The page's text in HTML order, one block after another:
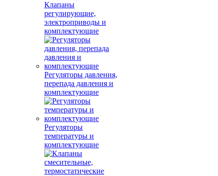
Клапаны
регулирующие,
электроприводы и
комплектующие
Регуляторы давления,
перепада давления и
комплектующие
Регуляторы
температуры и
комплектующие